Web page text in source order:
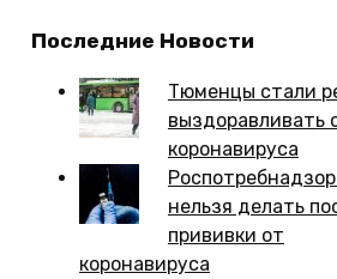
Последние Новости
Тюменцы стали
выздоравливать
коронавируса
нельзя делать
прививки от
коронавируса